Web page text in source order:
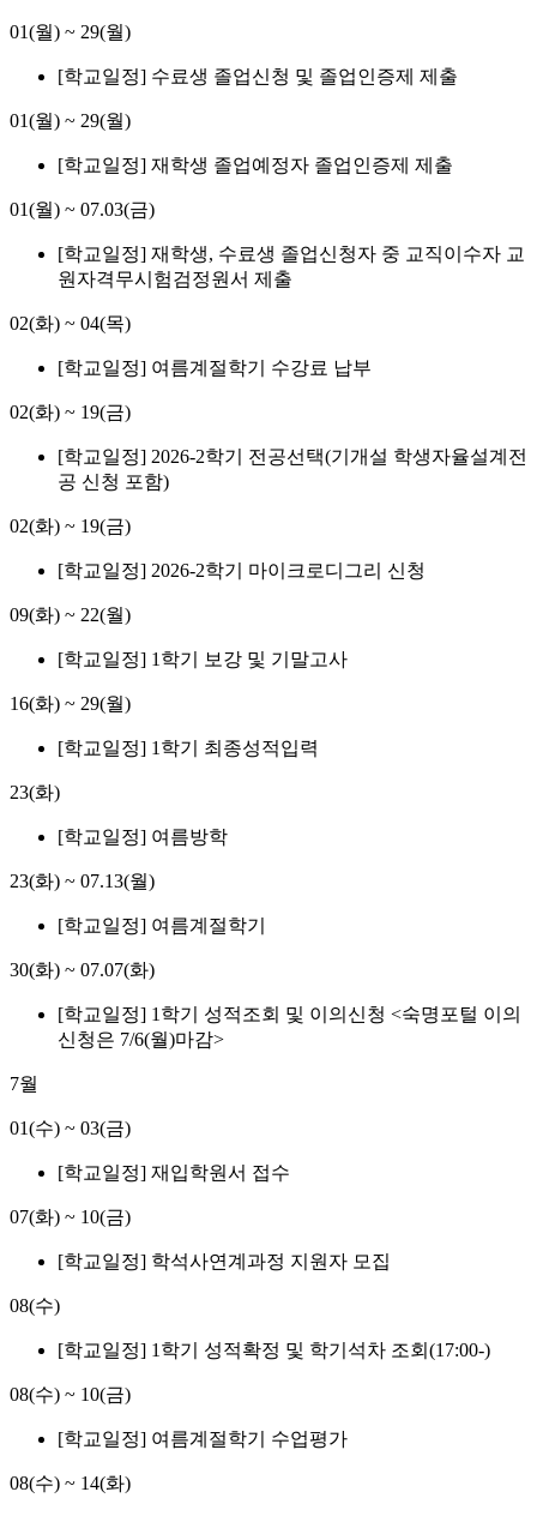
01(월) ~ 29(월)
[학교일정] 수료생 졸업신청 및 졸업인증제 제출
01(월) ~ 29(월)
[학교일정] 재학생 졸업예정자 졸업인증제 제출
01(월) ~ 07.03(금)
[학교일정] 재학생, 수료생 졸업신청자 중 교직이수자 교
원자격무시험검정원서 제출
02(화) ~ 04(목)
[학교일정] 여름계절학기 수강료 납부
02(화) ~ 19(금)
[학교일정] 2026-2학기 전공선택(기개설 학생자율설계전
공 신청 포함)
02(화) ~ 19(금)
[학교일정] 2026-2학기 마이크로디그리 신청
09(화) ~ 22(월)
[학교일정] 1학기 보강 및 기말고사
16(화) ~ 29(월)
[학교일정] 1학기 최종성적입력
23(화)
[학교일정] 여름방학
23(화) ~ 07.13(월)
[학교일정] 여름계절학기
30(화) ~ 07.07(화)
[학교일정] 1학기 성적조회 및 이의신청 <숙명포털 이의
신청은 7/6(월)마감>
7월
01(수) ~ 03(금)
[학교일정] 재입학원서 접수
07(화) ~ 10(금)
[학교일정] 학석사연계과정 지원자 모집
08(수)
[학교일정] 1학기 성적확정 및 학기석차 조회(17:00-)
08(수) ~ 10(금)
[학교일정] 여름계절학기 수업평가
08(수) ~ 14(화)